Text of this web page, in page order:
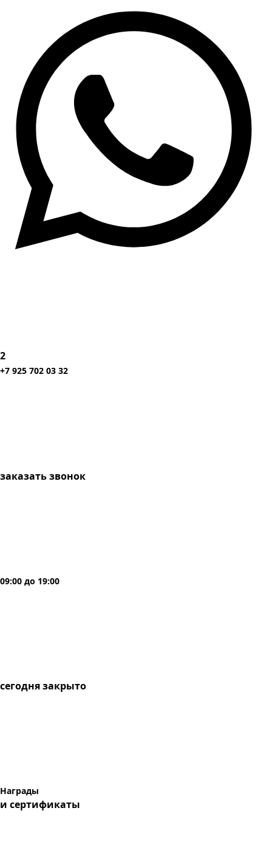
2
+7 925 702 03 32
заказать звонок
09:00 до 19:00
сегоднязакрыто
Награды
и сертификаты